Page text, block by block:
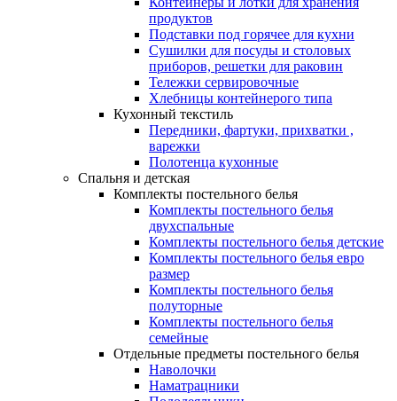
продуктов
Подставки под горячее для кухни
Сушилки для посуды и столовых
приборов, решетки для раковин
Тележки сервировочные
Хлебницы контейнерого типа
Кухонный текстиль
Передники, фартуки, прихватки ,
варежки
Полотенца кухонные
Спальня и детская
Комплекты постельного белья
Комплекты постельного белья
двухспальные
Комплекты постельного белья детские
Комплекты постельного белья евро
размер
Комплекты постельного белья
полуторные
Комплекты постельного белья
семейные
Отдельные предметы постельного белья
Наволочки
Наматрацники